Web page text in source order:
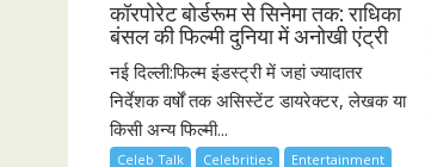
कॉरपोरेट बोर्डरूम से सिनेमा तक: राधिका
बंसल की फिल्मी दुनिया में अनोखी एंट्री
नई दिल्ली:फिल्म इंडस्ट्री में जहां ज्यादातर
निर्देशक वर्षों तक असिस्टेंट डायरेक्टर, लेखक या
किसी अन्य फिल्मी...
Celeb Talk Celebrities
Entertainment